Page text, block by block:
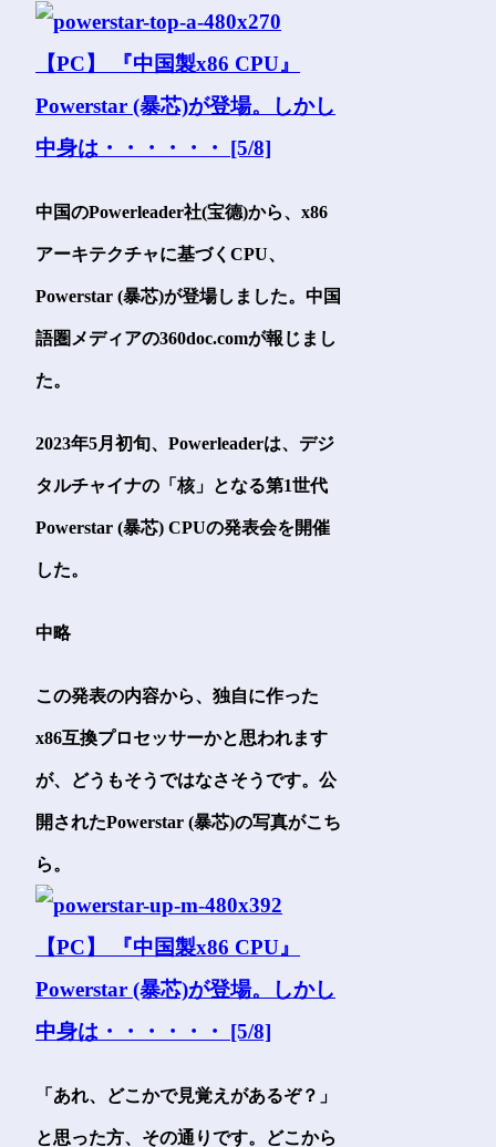
中国のPowerleader社(宝德)から、x86
アーキテクチャに基づくCPU、
Powerstar (暴芯)が登場しました。中国
語圏メディアの360doc.comが報じまし
た。
2023年5月初旬、Powerleaderは、デジ
タルチャイナの「核」となる第1世代
Powerstar (暴芯) CPUの発表会を開催
した。
中略
この発表の内容から、独自に作った
x86互換プロセッサーかと思われます
が、どうもそうではなさそうです。公
開されたPowerstar (暴芯)の写真がこち
ら。
「あれ、どこかで見覚えがあるぞ？」
と思った方、その通りです。どこから